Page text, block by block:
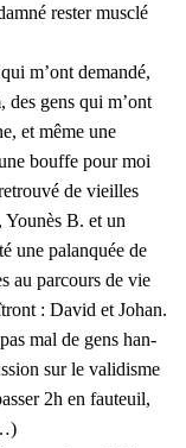
res­ter mus­clé
m’ont deman­dé,
des gens qui m’ont
et même une
bouffe pour moi
de vieilles
You­nès B. et un
une palan­quée de
au par­cours de vie
: David et Johan.
mal de gens han­
sur le vali­disme
2h en fau­teuil,